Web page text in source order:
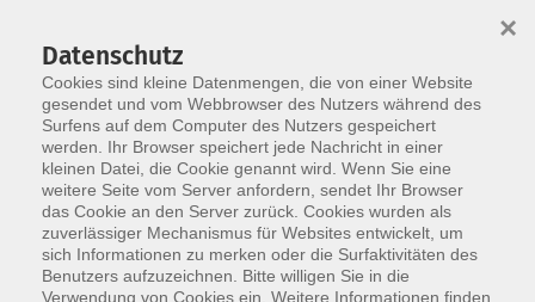
Skip to main content
You are here:
über uns unsere Kursleiter:innen
Kitzinger, Alfons
Datenschutz
Cookies sind kleine Datenmengen, die von einer Website
gesendet und vom Webbrowser des Nutzers während des
Surfens auf dem Computer des Nutzers gespeichert
werden. Ihr Browser speichert jede Nachricht in einer
kleinen Datei, die Cookie genannt wird. Wenn Sie eine
weitere Seite vom Server anfordern, sendet Ihr Browser
das Cookie an den Server zurück. Cookies wurden als
zuverlässiger Mechanismus für Websites entwickelt, um
sich Informationen zu merken oder die Surfaktivitäten des
Benutzers aufzuzeichnen. Bitte willigen Sie in die
Verwendung von Cookies ein. Weitere Informationen finden
×